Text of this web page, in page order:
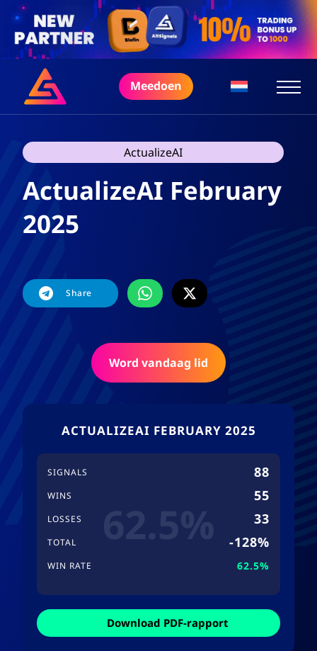
Meedoen
ActualizeAI
ActualizeAI February
2025
Share
Word vandaag lid
ACTUALIZEAI FEBRUARY 2025
SIGNALS 88
WINS 55
LOSSES 33
TOTAL -128%
WIN RATE 62.5%
Download PDF-rapport